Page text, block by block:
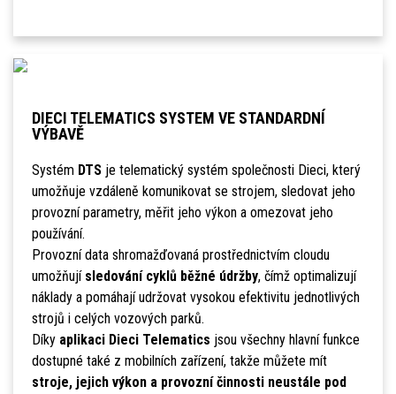
DIECI TELEMATICS SYSTEM VE STANDARDNÍ
VÝBAVĚ
Systém DTSje telematický systém společnosti Dieci, který
umožňuje vzdáleně komunikovat se strojem, sledovat jeho
provozní parametry, měřit jeho výkon a omezovat jeho
používání.
Provozní data shromažďovaná prostřednictvím cloudu
umožňují sledování cyklů běžné údržby, čímž optimalizují
náklady a pomáhají udržovat vysokou efektivitu jednotlivých
strojů i celých vozových parků.
Díky aplikaci Dieci Telematics jsou všechny hlavní funkce
dostupné také z mobilních zařízení, takže můžete mít
stroje, jejich výkon a provozní činnosti neustále pod